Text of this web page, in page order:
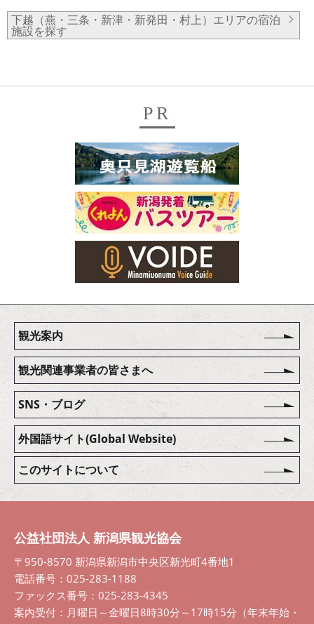
下越（燕・三条・新津・新発田・村上）エリアの宿泊
施設を探す
PR
観光案内
観光関連事業者の皆さまへ
SNS・ブログ
外国語サイト(Global Website)
このサイトについて
公益社団法人 新潟県観光協会
〒950-8570 新潟県新潟市中央区新光町4番地1
電話番号：025-283-1188
ファックス番号：025-283-4345
案内受付：月曜日～金曜日8時30分～17時15分（年末年始・